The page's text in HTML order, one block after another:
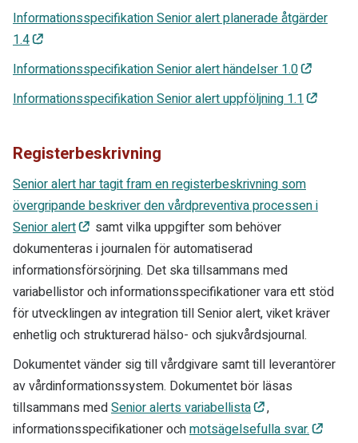
Informationsspecifikation Senior alert planerade åtgärder
1.4
Informationsspecifikation Senior alert händelser 1.0
Informationsspecifikation Senior alert uppföljning 1.1
Registerbeskrivning
Senior alert har tagit fram en registerbeskrivning som
övergripande beskriver den vårdpreventiva processen i
Senior alert
samt vilka uppgifter som behöver
dokumenteras i journalen för automatiserad
informationsförsörjning. Det ska tillsammans med
variabellistor och informationsspecifikationer vara ett stöd
för utvecklingen av integration till Senior alert, viket kräver
enhetlig och strukturerad hälso- och sjukvårdsjournal.
Dokumentet vänder sig till vårdgivare samt till leverantörer
av vårdinformationssystem. Dokumentet bör läsas
tillsammans medSenior alerts variabellista
,
informationsspecifikationer ochmotsägelsefulla svar.